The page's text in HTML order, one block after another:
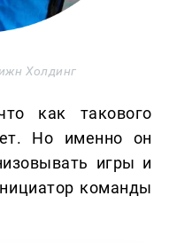
Холдинг
как такового
Но именно он
игры и
команды